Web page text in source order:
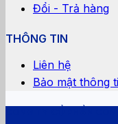
Đổi - Trả hàng
THÔNG TIN
Liên hệ
Bảo mật thông